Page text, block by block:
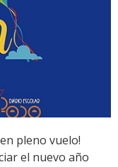
pleno vuelo!
el nuevo año